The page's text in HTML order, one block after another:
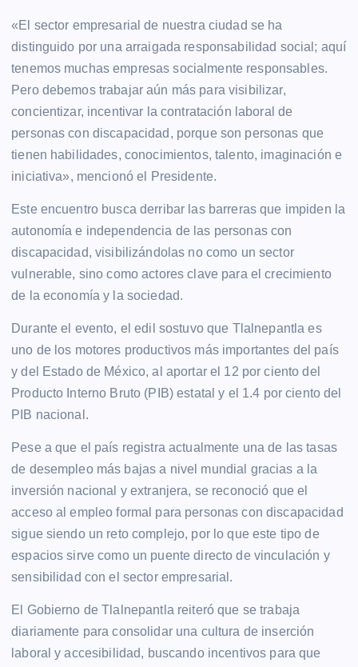
«El sector empresarial de nuestra ciudad se ha
distinguido por una arraigada responsabilidad social; aquí
tenemos muchas empresas socialmente responsables.
Pero debemos trabajar aún más para visibilizar,
concientizar, incentivar la contratación laboral de
personas con discapacidad, porque son personas que
tienen habilidades, conocimientos, talento, imaginación e
iniciativa», mencionó el Presidente.
Este encuentro busca derribar las barreras que impiden la
autonomía e independencia de las personas con
discapacidad, visibilizándolas no como un sector
vulnerable, sino como actores clave para el crecimiento
de la economía y la sociedad.
Durante el evento, el edil sostuvo que Tlalnepantla es
uno de los motores productivos más importantes del país
y del Estado de México, al aportar el 12 por ciento del
Producto Interno Bruto (PIB) estatal y el 1.4 por ciento del
PIB nacional.
Pese a que el país registra actualmente una de las tasas
de desempleo más bajas a nivel mundial gracias a la
inversión nacional y extranjera, se reconoció que el
acceso al empleo formal para personas con discapacidad
sigue siendo un reto complejo, por lo que este tipo de
espacios sirve como un puente directo de vinculación y
sensibilidad con el sector empresarial.
El Gobierno de Tlalnepantla reiteró que se trabaja
diariamente para consolidar una cultura de inserción
laboral y accesibilidad, buscando incentivos para que